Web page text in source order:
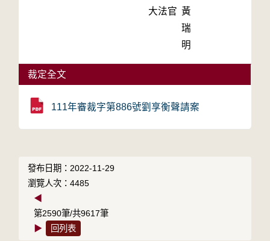
大法官 黃
瑞
明
裁定全文
111年審裁字第886號劉享衡聲請案
發布日期：2022-11-29
瀏覽人次：4485
◀
第2590筆/共9617筆
▶
回列表